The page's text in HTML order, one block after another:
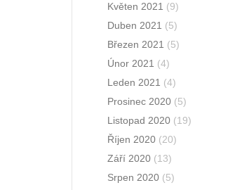
Květen 2021 (9)
Duben 2021 (5)
Březen 2021 (5)
Únor 2021 (4)
Leden 2021 (4)
Prosinec 2020 (5)
Listopad 2020 (19)
Říjen 2020 (20)
Září 2020 (13)
Srpen 2020 (5)